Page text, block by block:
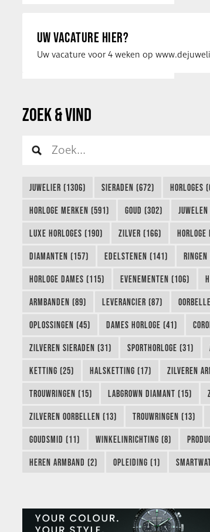
UW VACATURE HIER?
ZOEK & VIND
JUWELIER (1306) SIERADEN (672) HORLOGES
HORLOGE MERKEN (591) GOUD (302)
LUXE HORLOGES (190) ZILVER (166)
DIAMANTEN (157) EDELSTENEN (141)
HORLOGE DAMES (115) EVENEMENTEN (106)
ARMBANDEN (89) LEVERANCIER (87)
OPLOSSINGEN (45) DAMES HORLOGE (41)
ZILVEREN SIERADEN (31) SPORTHORLOGE (31)
KETTING (25) HALSKETTING (17) ZILVEREN
TROUWRINGEN (15) LABGROWN DIAMANT (15)
ZILVEREN OORBELLEN (13) TROUWRINGEN (13)
GOUDSMID (11) WINKELINRICHTING (8)
HEREN ARMBAND (2) OPLEIDING (1)